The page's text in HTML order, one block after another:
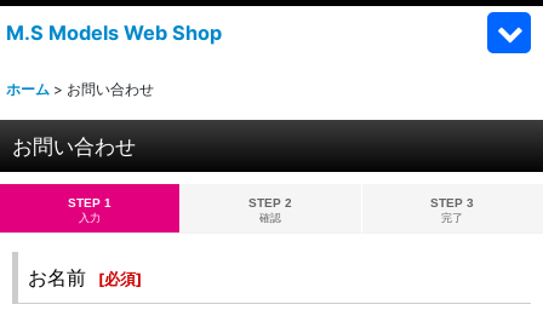
M.S Models Web Shop
ホーム > お問い合わせ
お問い合わせ
STEP 1
入力
STEP 2
確認
STEP 3
完了
お名前 [必須]